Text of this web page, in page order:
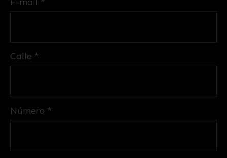
Calle *
Número *